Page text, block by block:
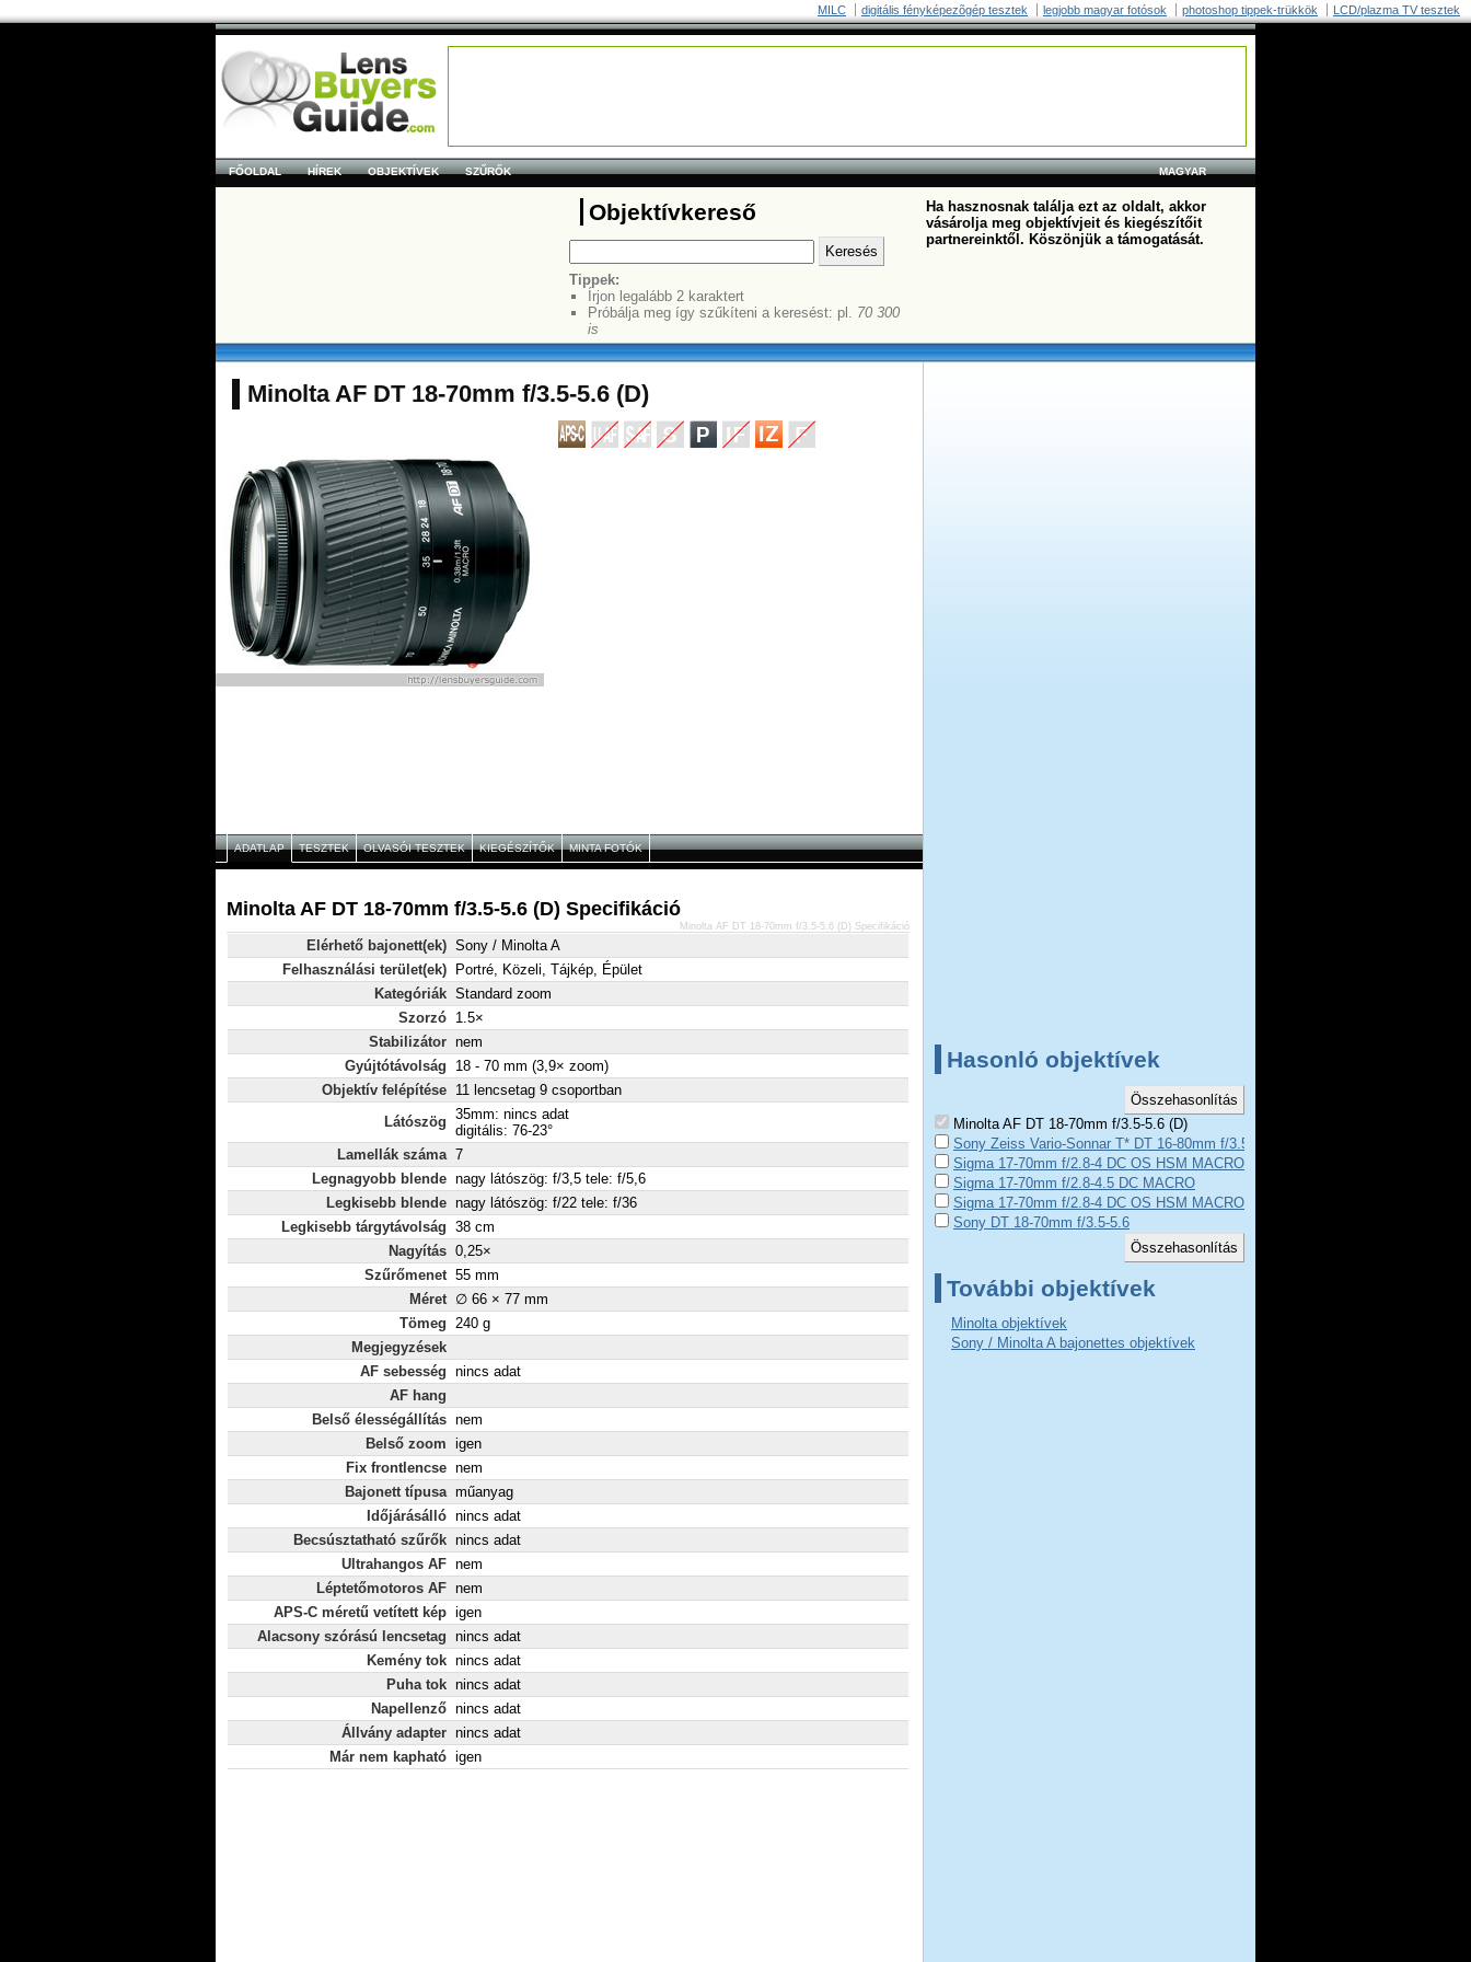
MILC digitális fényképezõgép tesztek legjobb magyar fotósok photoshop tippek-trükkök LCD/plazma TV tesztek
MAGYAR
FŐOLDAL HÍREK OBJEKTÍVEK SZŰRŐK
Objektívkereső
Tippek:
Írjon legalább 2 karaktert
Próbálja meg így szűkíteni a keresést: pl. 70 300
is
Ha hasznosnak találja ezt az oldalt, akkor
vásárolja meg objektívjeit és kiegészítőit
partnereinktől. Köszönjük a támogatását.
Minolta AF DT 18-70mm f/3.5-5.6 (D)
ADATLAP TESZTEK OLVASÓI TESZTEK KIEGÉSZÍTŐK MINTA FOTÓK
Minolta AF DT 18-70mm f/3.5-5.6 (D) Specifikáció
Elérhető bajonett(ek) Sony / Minolta A
Felhasználási terület(ek)
Portré, Közeli, Tájkép, Épület
Kategóriák Standard zoom
Szorzó 1.5×
Stabilizátor nem
Gyújtótávolság
18 - 70 mm (3,9× zoom)
Objektív felépítése 11 lencsetag 9 csoportban
Látószög 35mm: nincs adat
digitális: 76-23°
Lamellák száma 7
Legnagyobb blende nagy látószög: f/3,5 tele: f/5,6
Legkisebb blende nagy látószög: f/22 tele: f/36
Legkisebb tárgytávolság 38 cm
Nagyítás 0,25×
Szűrőmenet 55 mm
Méret ∅ 66 × 77 mm
Tömeg 240 g
Megjegyzések
AF sebesség nincs adat
AF hang
Belső élességállítás nem
Belső zoom igen
Fix frontlencse nem
Bajonett típusa műanyag
Időjárásálló nincs adat
Becsúsztatható szűrők nincs adat
Ultrahangos AF nem
Léptetőmotoros AF nem
APS-C méretű vetített kép igen
Alacsony szórású lencsetag nincs adat
Kemény tok nincs adat
Puha tok nincs adat
Napellenző nincs adat
Állvány adapter nincs adat
Már nem kapható igen
Minolta AF DT 18-70mm f/3.5-5.6 (D) Specifikáció
Hasonló objektívek
Minolta AF DT 18-70mm f/3.5-5.6 (D)
Sony Zeiss Vario-Sonnar T* DT 16-80mm f/3.5-4.5 ZA
Sigma 17-70mm f/2.8-4 DC OS HSM MACRO C
Sigma 17-70mm f/2.8-4.5 DC MACRO
Sigma 17-70mm f/2.8-4 DC OS HSM MACRO
Sony DT 18-70mm f/3.5-5.6
További objektívek
Minolta objektívek
Sony / Minolta A bajonettes objektívek